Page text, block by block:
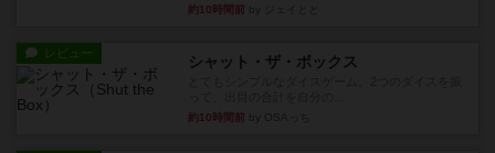
約10時間前
レビュー シャット・ザ・ボックス
約10時間前